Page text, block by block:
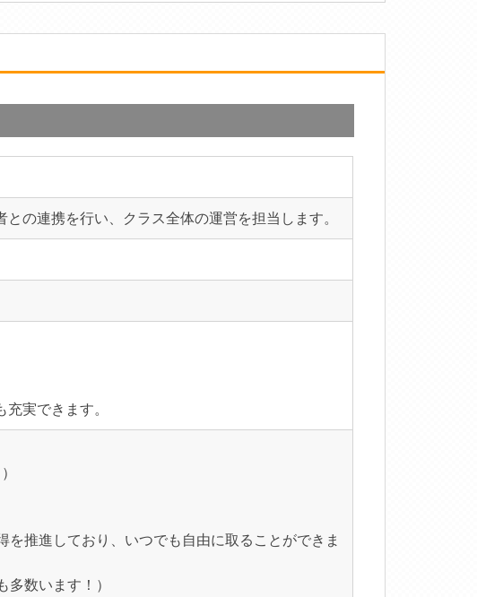
の連携を行い、クラス全体の運営を担当します。
実できます。
推進しており、いつでも自由に取ることができま
数います！）